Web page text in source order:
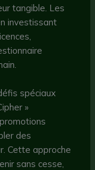
tangible. Les
investissant
spéciaux
»
des
Cette approche
sans cesse,